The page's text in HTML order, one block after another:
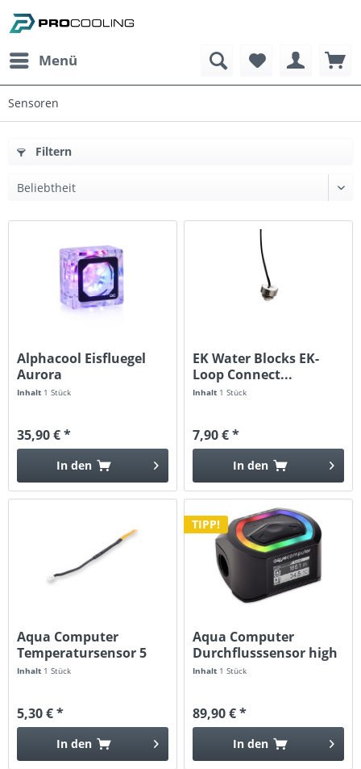
Menü
Sensoren
Filtern
Alphacool Eisfluegel
Aurora
Durchflussanzeiger...
Inhalt 1 Stück
35,90 € *
In den
EK Water Blocks EK-
Loop Connect...
Inhalt 1 Stück
7,90 € *
In den
Aqua Computer
Temperatursensor 5
cm für VISION
Inhalt 1 Stück
5,30 € *
In den
TIPP!
Aqua Computer
Durchflusssensor high
flow NEXT,...
Inhalt 1 Stück
89,90 € *
In den